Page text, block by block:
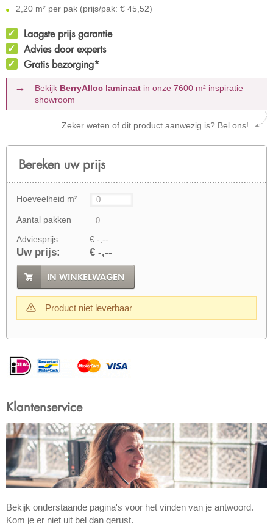
2,20 m² per pak (prijs/pak: € 45,52)
Laagste prijs garantie
Advies door experts
Gratis bezorging*
Bekijk BerryAlloc laminaatin onze 7600 m² inspiratie
showroom
Zeker weten of dit product aanwezig is? Bel ons!
Bereken uw prijs
Hoeveelheid m²
Aantal pakken
Adviesprijs: € -,--
Uw prijs: € -,--
IN WINKELWAGEN
Product niet leverbaar
Klantenservice
Bekijk onderstaande pagina's voor het vinden van je antwoord.
Kom je er niet uit bel dan gerust.